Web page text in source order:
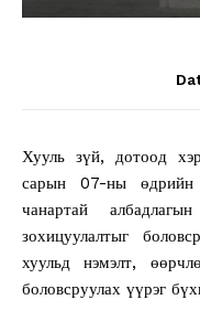
Хууль зүй, дотоод
сарын 07-ны өдрийн
чанартай
зохицуулалтыг
хуульд нэмэлт,
боловсруулах үүрэг